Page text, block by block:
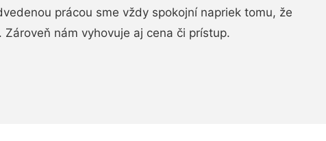
prácou sme vždy spokojní napriek tomu, že
Zároveň nám vyhovuje aj cena či prístup.